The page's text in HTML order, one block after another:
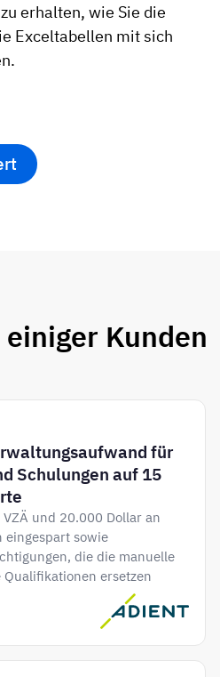
erhalten, wie Sie die
Exceltabellen mit sich
Kunden
für
Schulungen auf 15
und 20.000 Dollar an
eingespart sowie
die die manuelle
ersetzen